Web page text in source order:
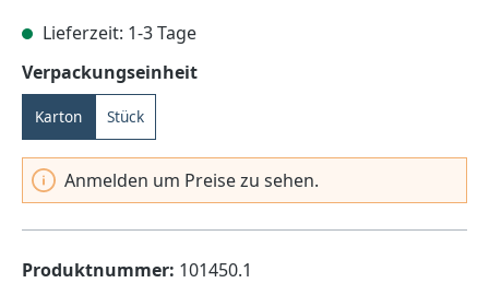
Lieferzeit: 1-3 Tage
Verpackungseinheitauswählen
Karton Stück
Anmelden um Preise zu sehen.
Produktnummer: 101450.1